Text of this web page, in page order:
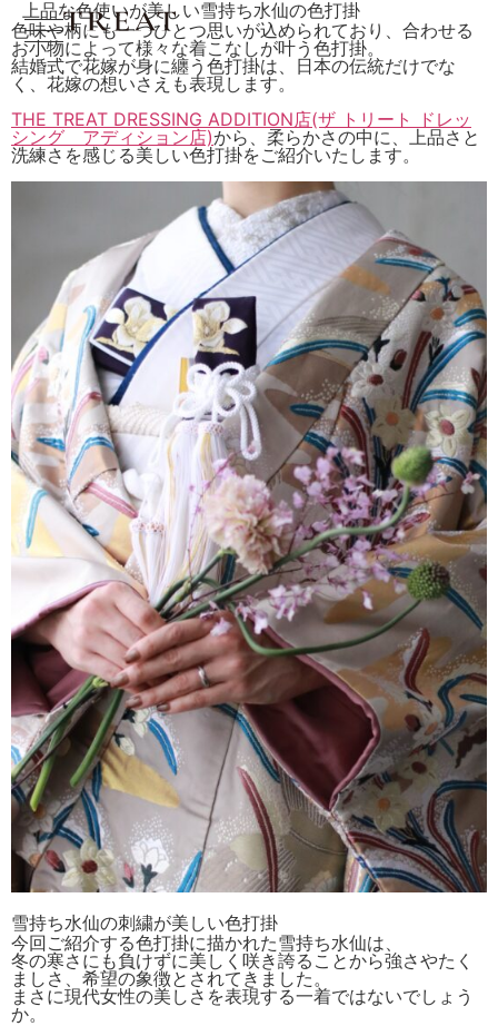
上品な色使いが美しい雪持ち水仙の色打掛
色味や柄にも一つひとつ思いが込められており、合わせる
お小物によって様々な着こなしが叶う色打掛。
結婚式で花嫁が身に纏う色打掛は、日本の伝統だけでな
く、花嫁の想いさえも表現します。
THE TREAT DRESSING ADDITION店(ザ トリート ドレッ
シング アディション店)から、柔らかさの中に、上品さと
洗練さを感じる美しい色打掛をご紹介いたします。
雪持ち水仙の刺繍が美しい色打掛
今回ご紹介する色打掛に描かれた雪持ち水仙は、
冬の寒さにも負けずに美しく咲き誇ることから強さやたく
ましさ、希望の象徴とされてきました。
まさに現代女性の美しさを表現する一着ではないでしょう
か。